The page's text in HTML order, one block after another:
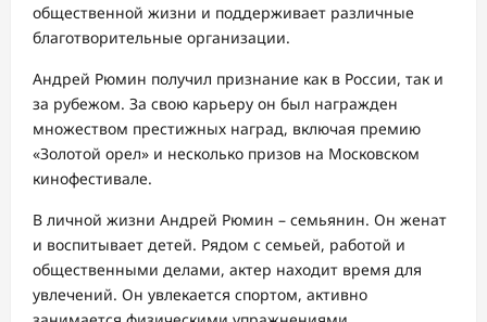
общественной жизни и поддерживает различные
благотворительные организации.
Андрей Рюмин получил признание как в России, так и
за рубежом. За свою карьеру он был награжден
множеством престижных наград, включая премию
«Золотой орел» и несколько призов на Московском
кинофестивале.
В личной жизни Андрей Рюмин – семьянин. Он женат
и воспитывает детей. Рядом с семьей, работой и
общественными делами, актер находит время для
увлечений. Он увлекается спортом, активно